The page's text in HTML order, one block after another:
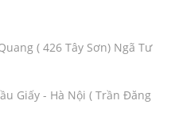
( 426 Tây Sơn) Ngã Tư
Giấy - Hà Nội ( Trần Đăng